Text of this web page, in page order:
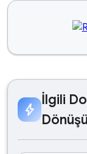
bolt
İlgili